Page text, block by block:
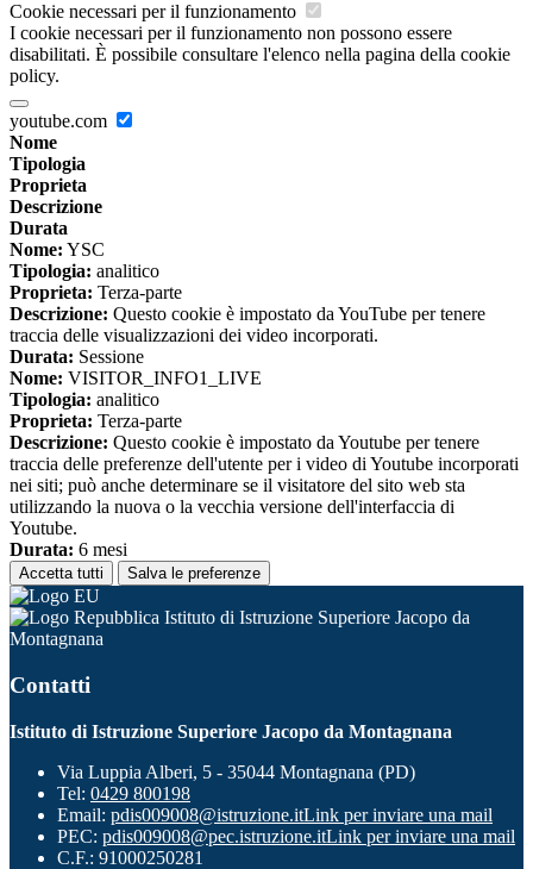
Cookie necessari per il funzionamento
I cookie necessari per il funzionamento non possono essere
disabilitati. È possibile consultare l'elenco nella pagina della cookie
policy.
youtube.com
Nome
Tipologia
Proprieta
Descrizione
Durata
Nome: YSC
Tipologia: analitico
Proprieta: Terza-parte
Descrizione: Questo cookie è impostato da YouTube per tenere
traccia delle visualizzazioni dei video incorporati.
Durata: Sessione
Nome: VISITOR_INFO1_LIVE
Tipologia: analitico
Proprieta: Terza-parte
Descrizione: Questo cookie è impostato da Youtube per tenere
traccia delle preferenze dell'utente per i video di Youtube incorporati
nei siti; può anche determinare se il visitatore del sito web sta
utilizzando la nuova o la vecchia versione dell'interfaccia di
Youtube.
Durata: 6 mesi
Accetta tutti Salva le preferenze
Istituto di Istruzione Superiore Jacopo da
Montagnana
Contatti
Istituto di Istruzione Superiore Jacopo da Montagnana
Via Luppia Alberi, 5 - 35044 Montagnana (PD)
Tel: 0429 800198
Email: pdis009008@istruzione.itLink per inviare una mail
PEC: pdis009008@pec.istruzione.itLink per inviare una mail
C.F.: 91000250281